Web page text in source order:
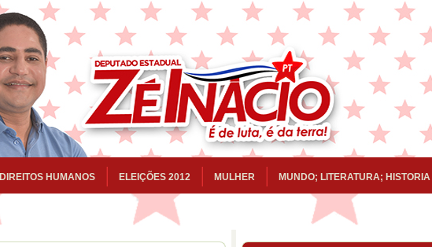
DIREITOS HUMANOS ELEIÇÕES 2012 MULHER MUNDO; LITERATURA; HISTORIA